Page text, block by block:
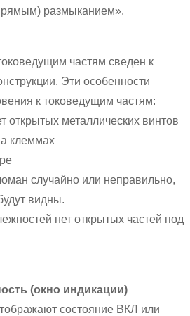
размыканием».
частям сведен к
Эти особенности
к токоведущим частям:
открытых металлических винтов
клеммах
случайно или неправильно,
видны.
нет открытых частей под
(окно индикации)
состояние ВКЛ или